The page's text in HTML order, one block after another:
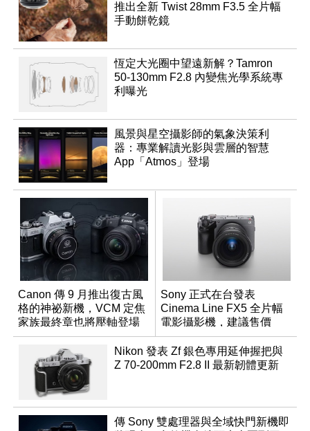
推出全新 Twist 28mm F3.5 全片幅
手動餅乾鏡
恆定大光圈中望遠新解？Tamron
50-130mm F2.8 內變焦光學系統專
利曝光
風景與星空攝影師的氣象決策利
器：專業解讀光影與雲層的智慧
App「Atmos」登場
Canon 傳 9 月推出復古風
格的神祕新機，VCM 定焦
家族最終章也將壓軸登場
Sony 正式在台發表
Cinema Line FX5 全片幅
電影攝影機，建議售價
NT$144,980
Nikon 發表 Zf 銀色專用延伸握把與
Z 70-200mm F2.8 II 最新韌體更新
傳 Sony 雙處理器與全域快門新機即